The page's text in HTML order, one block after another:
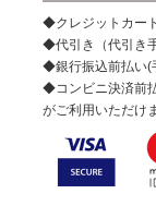
◆クレジットカー
◆代引き（代引き
◆銀行振込前払い(
◆コンビニ決済前
がご利用いただけ